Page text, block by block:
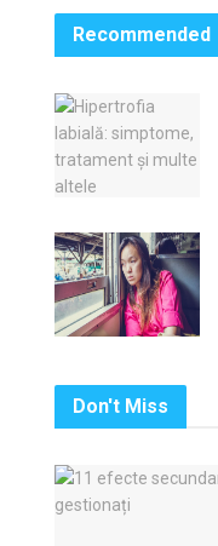
Recommended
Don't Miss